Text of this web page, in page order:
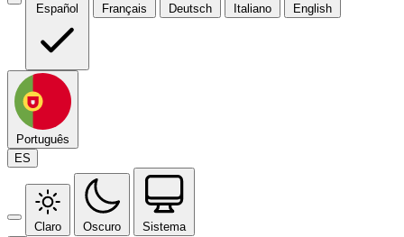
Español Français Deutsch Italiano English
Português
ES
Claro Oscuro Sistema